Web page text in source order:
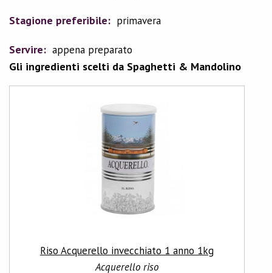
Stagione preferibile: primavera
Servire: appena preparato
Gli ingredienti scelti da Spaghetti & Mandolino
Riso Acquerello invecchiato 1 anno 1kg
Acquerello riso